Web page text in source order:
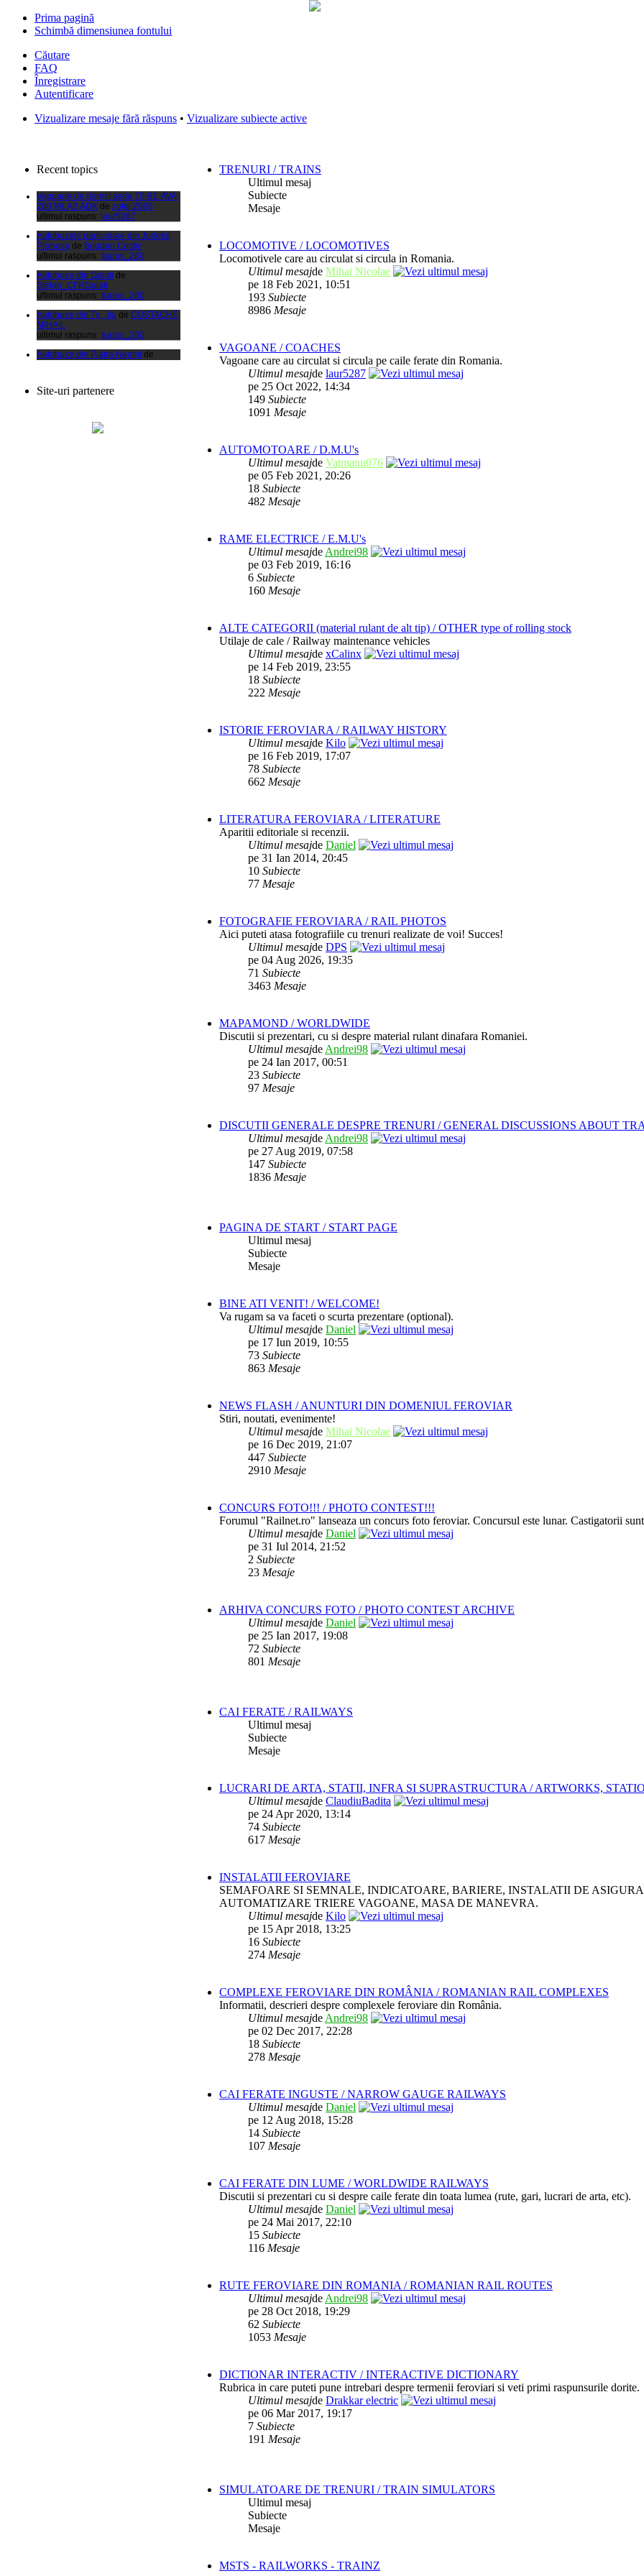
Prima pagină
Schimbă dimensiunea fontului
Căutare
FAQ
Înregistrare
Autentificare
Vizualizare mesaje fără răspuns • Vizualizare subiecte active
Recent topics
Filmari si fotografii DPSde DPS
ultimul raspuns:DPS
ultimul raspuns:
200 WLAB ADKdezofei.2006
ultimul raspuns:laur5287
Autobuzele particulare din Judetul
PrahovadeBogdan Costin
ultimul raspuns:Ikarus_260
Autobuze din Galatide
Stefan_CFRGalati
ultimul raspuns:Ikarus_260
Autobuze din Tg. JiudeCOSTACHE
MIHAIL
ultimul raspuns:Ikarus_260
Autobuze din Piatra Neamtde
xCalinx
ultimul raspuns:Ikarus_260
ultimul raspuns:Ikarus_260
ANDU2100CP
ultimul raspuns:Ikarus_260
Site-uri partenere
TRENURI / TRAINS
Ultimul mesaj
Subiecte
Mesaje
LOCOMOTIVE / LOCOMOTIVES
Locomotivele care au circulat si circula in Romania.
Ultimul mesajde Mihai Nicolae
pe 18 Feb 2021, 10:51
193 Subiecte
8986 Mesaje
VAGOANE / COACHES
Vagoane care au circulat si circula pe caile ferate din Romania.
Ultimul mesajde laur5287
pe 25 Oct 2022, 14:34
149 Subiecte
1091 Mesaje
AUTOMOTOARE / D.M.U's
Ultimul mesajde Vatmanu076
pe 05 Feb 2021, 20:26
18 Subiecte
482 Mesaje
RAME ELECTRICE / E.M.U's
Ultimul mesajde Andrei98
pe 03 Feb 2019, 16:16
6 Subiecte
160 Mesaje
ALTE CATEGORII (material rulant de alt tip) / OTHER type of rolling stock
Utilaje de cale / Railway maintenance vehicles
Ultimul mesajde xCalinx
pe 14 Feb 2019, 23:55
18 Subiecte
222 Mesaje
ISTORIE FEROVIARA / RAILWAY HISTORY
Ultimul mesajde Kilo
pe 16 Feb 2019, 17:07
78 Subiecte
662 Mesaje
LITERATURA FEROVIARA / LITERATURE
Aparitii editoriale si recenzii.
Ultimul mesajde Daniel
pe 31 Ian 2014, 20:45
10 Subiecte
77 Mesaje
FOTOGRAFIE FEROVIARA / RAIL PHOTOS
Aici puteti atasa fotografiile cu trenuri realizate de voi! Succes!
Ultimul mesajde DPS
pe 04 Aug 2026, 19:35
71 Subiecte
3463 Mesaje
MAPAMOND / WORLDWIDE
Discutii si prezentari, cu si despre material rulant dinafara Romaniei.
Ultimul mesajde Andrei98
pe 24 Ian 2017, 00:51
23 Subiecte
97 Mesaje
DISCUTII GENERALE DESPRE TRENURI / GENERAL DISCUSSIONS ABOUT
Ultimul mesajde Andrei98
pe 27 Aug 2019, 07:58
147 Subiecte
1836 Mesaje
PAGINA DE START / START PAGE
Ultimul mesaj
Subiecte
Mesaje
BINE ATI VENIT! / WELCOME!
Va rugam sa va faceti o scurta prezentare (optional).
Ultimul mesajde Daniel
pe 17 Iun 2019, 10:55
73 Subiecte
863 Mesaje
NEWS FLASH / ANUNTURI DIN DOMENIUL FEROVIAR
Stiri, noutati, evenimente!
Ultimul mesajde Mihai Nicolae
pe 16 Dec 2019, 21:07
447 Subiecte
2910 Mesaje
CONCURS FOTO!!! / PHOTO CONTEST!!!
Forumul "Railnet.ro" lanseaza un concurs foto feroviar. Concursul este lunar. Castigatorii
Ultimul mesajde Daniel
pe 31 Iul 2014, 21:52
2 Subiecte
23 Mesaje
ARHIVA CONCURS FOTO / PHOTO CONTEST ARCHIVE
Ultimul mesajde Daniel
pe 25 Ian 2017, 19:08
72 Subiecte
801 Mesaje
CAI FERATE / RAILWAYS
Ultimul mesaj
Subiecte
Mesaje
LUCRARI DE ARTA, STATII, INFRA SI SUPRASTRUCTURA / ARTWORKS,
Ultimul mesajde ClaudiuBadita
pe 24 Apr 2020, 13:14
74 Subiecte
617 Mesaje
INSTALATII FEROVIARE
SEMAFOARE SI SEMNALE, INDICATOARE, BARIERE, INSTALATII DE
AUTOMATIZARE TRIERE VAGOANE, MASA DE MANEVRA.
Ultimul mesajde Kilo
pe 15 Apr 2018, 13:25
16 Subiecte
274 Mesaje
COMPLEXE FEROVIARE DIN ROMÂNIA / ROMANIAN RAIL COMPLEXES
Informatii, descrieri despre complexele feroviare din România.
Ultimul mesajde Andrei98
pe 02 Dec 2017, 22:28
18 Subiecte
278 Mesaje
CAI FERATE INGUSTE / NARROW GAUGE RAILWAYS
Ultimul mesajde Daniel
pe 12 Aug 2018, 15:28
14 Subiecte
107 Mesaje
CAI FERATE DIN LUME / WORLDWIDE RAILWAYS
Discutii si prezentari cu si despre caile ferate din toata lumea (rute, gari, lucrari de arta, etc).
Ultimul mesajde Daniel
pe 24 Mai 2017, 22:10
15 Subiecte
116 Mesaje
RUTE FEROVIARE DIN ROMANIA / ROMANIAN RAIL ROUTES
Ultimul mesajde Andrei98
pe 28 Oct 2018, 19:29
62 Subiecte
1053 Mesaje
DICTIONAR INTERACTIV / INTERACTIVE DICTIONARY
Rubrica in care puteti pune intrebari despre termenii feroviari si veti primi raspunsurile dorite.
Ultimul mesajde Drakkar electric
pe 06 Mar 2017, 19:17
7 Subiecte
191 Mesaje
SIMULATOARE DE TRENURI / TRAIN SIMULATORS
Ultimul mesaj
Subiecte
Mesaje
MSTS - RAILWORKS - TRAINZ